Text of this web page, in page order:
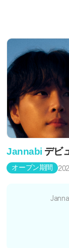
Jannabi デビ
オープン期間